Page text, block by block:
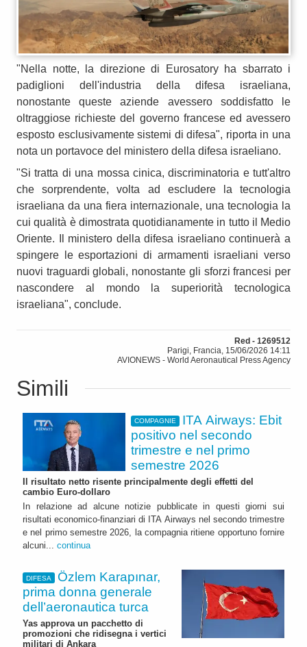
"Nella notte, la direzione di Eurosatory ha sbarrato i
padiglioni dell'industria della difesa israeliana,
nonostante queste aziende avessero soddisfatto le
oltraggiose richieste del governo francese ed avessero
esposto esclusivamente sistemi di difesa", riporta in una
nota un portavoce del ministero della difesa israeliano.
"Si tratta di una mossa cinica, discriminatoria e tutt'altro
che sorprendente, volta ad escludere la tecnologia
israeliana da una fiera internazionale, una tecnologia la
cui qualità è dimostrata quotidianamente in tutto il Medio
Oriente. Il ministero della difesa israeliano continuerà a
spingere le esportazioni di armamenti israeliani verso
nuovi traguardi globali, nonostante gli sforzi francesi per
nascondere al mondo la superiorità tecnologica
israeliana", conclude.
Red - 1269512
Parigi, Francia, 15/06/2026 14:11
AVIONEWS - World Aeronautical Press Agency
Simili
COMPAGNIE
ITA Airways: Ebit
positivo nel secondo
trimestre e nel primo
semestre 2026
Il risultato netto risente principalmente degli effetti del
cambio Euro-dollaro
In relazione ad alcune notizie pubblicate in questi giorni sui
risultati economico-finanziari di ITA Airways nel secondo trimestre
e nel primo semestre 2026, la compagnia ritiene opportuno fornire
alcuni... continua
DIFESA
Özlem Karapınar,
prima donna generale
dell’aeronautica turca
Yas approva un pacchetto di
promozioni che ridisegna i vertici
militari di Ankara